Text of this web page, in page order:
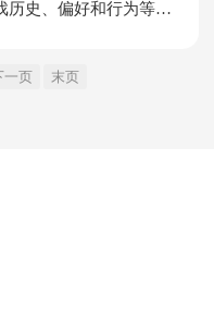
合的游戏内容的应用。游戏智能推荐领域ai根据玩家游戏历史、偏好和行为等数据，推荐适合的游戏内容
一页 末页